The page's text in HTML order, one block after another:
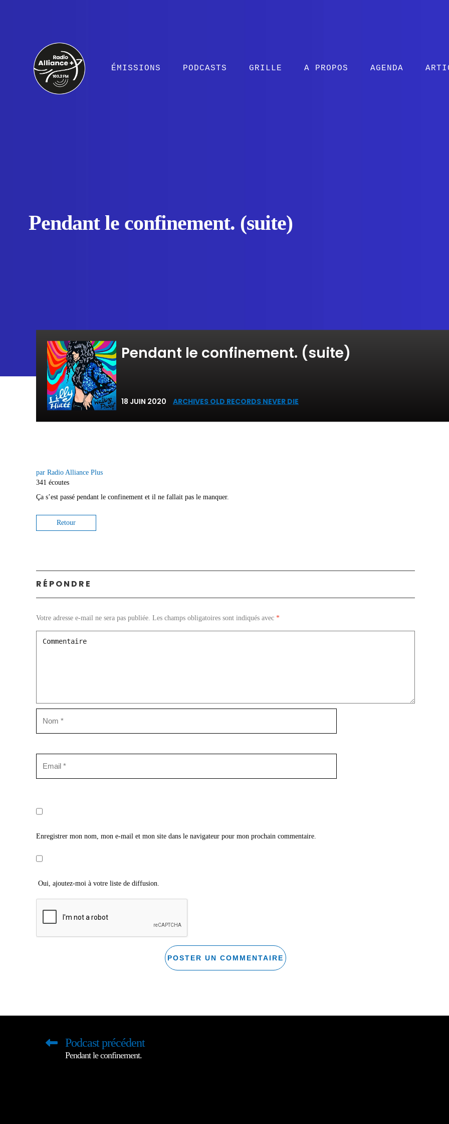
ÉMISSIONS PODCASTS GRILLE A PROPOS AGENDA
Pendant le confinement. (suite)
Pendant le confinement. (suite)
18 JUIN 2020 ARCHIVES OLD RECORDS NEVER DIE
par Radio Alliance Plus
341 écoutes
Ça s’est passé pendant le confinement et il ne fallait pas le manquer.
Retour
RÉPONDRE
Votre adresse e-mail ne sera pas publiée. Les champs obligatoires sont indiqués avec *
Enregistrer mon nom, mon e-mail et mon site dans le navigateur pour mon prochain commentaire.
Oui, ajoutez-moi à votre liste de diffusion.
Podcast précédent
Pendant le confinement.